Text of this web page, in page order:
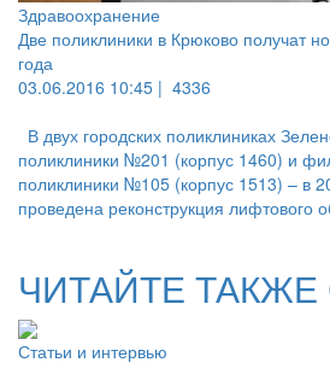
Здравоохранение
Две поликлиники в Крюково получат
года
03.06.2016 10:45 | 4336
В двух городских поликлиниках
поликлиники №201 (корпус 1460) и
поликлиники №105 (корпус 1513) – в
проведена реконструкция лифтового
ЧИТАЙТЕ ТАКЖЕ
Статьи и интервью